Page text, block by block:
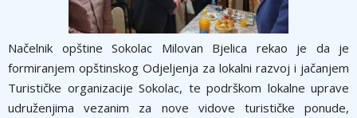
Načelnik opštine Sokolac Milovan Bjelica rekao je da je
formiranjem opštinskog Odjelјenja za lokalni razvoj i jačanjem
Turističke organizacije Sokolac, te podrškom lokalne uprave
udruženjima vezanim za nove vidove turističke ponude,